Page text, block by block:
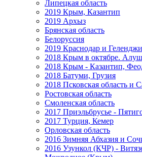
Липецкая область
2019 Крым, Казантип
2019 Архыз
Брянская область
Белоруссия
2019 Краснодар и
2018 Крым в октябре.
2018 Крым - Казантип,
2018 Батуми, Грузия
2018 Псковская область и
Ростовская область
Смоленская область
2017 Приэльбрусье -
2017 Турция, Кемер
Орловская область
2016 Зимняя Абхазия и
2016 Узункол (КЧР) -